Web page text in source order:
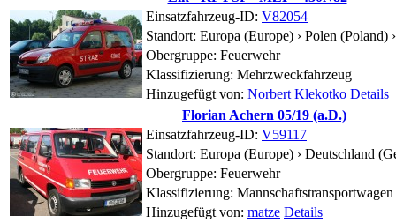
Einsatzfahrzeug-ID: V82054
Standort: Europa (Europe) › Polen
Obergruppe: Feuerwehr
Klassifizierung: Mehrzweckfahrzeug
Hinzugefügt von: Norbert Klekotko Details
Florian Achern 05/19 (a.D.)
Einsatzfahrzeug-ID: V59117
Standort: Europa (Europe) › Deutschland
Obergruppe: Feuerwehr
Klassifizierung: Mannschaftstransportwagen
Hinzugefügt von: matze Details